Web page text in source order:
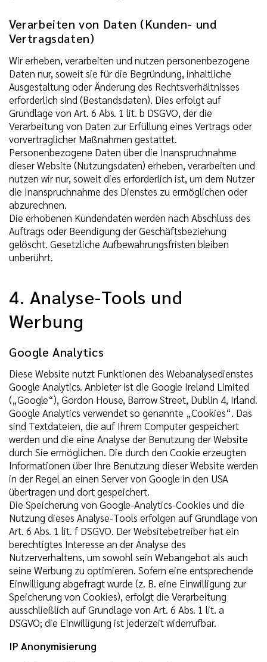
Verarbeiten von Daten (Kunden- und
Vertragsdaten)
Wir erheben, verarbeiten und nutzen personenbezogene
Daten nur, soweit sie für die Begründung, inhaltliche
Ausgestaltung oder Änderung des Rechtsverhältnisses
erforderlich sind (Bestandsdaten). Dies erfolgt auf
Grundlage von Art. 6 Abs. 1 lit. b DSGVO, der die
Verarbeitung von Daten zur Erfüllung eines Vertrags oder
vorvertraglicher Maßnahmen gestattet.
Personenbezogene Daten über die Inanspruchnahme
dieser Website (Nutzungsdaten) erheben, verarbeiten und
nutzen wir nur, soweit dies erforderlich ist, um dem Nutzer
die Inanspruchnahme des Dienstes zu ermöglichen oder
abzurechnen.
Die erhobenen Kundendaten werden nach Abschluss des
Auftrags oder Beendigung der Geschäftsbeziehung
gelöscht. Gesetzliche Aufbewahrungsfristen bleiben
unberührt.
4. Analyse-Tools und
Werbung
Google Analytics
Diese Website nutzt Funktionen des Webanalysedienstes
Google Analytics. Anbieter ist die Google Ireland Limited
(„Google“), Gordon House, Barrow Street, Dublin 4, Irland.
Google Analytics verwendet so genannte „Cookies“. Das
sind Textdateien, die auf Ihrem Computer gespeichert
werden und die eine Analyse der Benutzung der Website
durch Sie ermöglichen. Die durch den Cookie erzeugten
Informationen über Ihre Benutzung dieser Website werden
in der Regel an einen Server von Google in den USA
übertragen und dort gespeichert.
Die Speicherung von Google-Analytics-Cookies und die
Nutzung dieses Analyse-Tools erfolgen auf Grundlage von
Art. 6 Abs. 1 lit. f DSGVO. Der Websitebetreiber hat ein
berechtigtes Interesse an der Analyse des
Nutzerverhaltens, um sowohl sein Webangebot als auch
seine Werbung zu optimieren. Sofern eine entsprechende
Einwilligung abgefragt wurde (z. B. eine Einwilligung zur
Speicherung von Cookies), erfolgt die Verarbeitung
ausschließlich auf Grundlage von Art. 6 Abs. 1 lit. a
DSGVO; die Einwilligung ist jederzeit widerrufbar.
IP Anonymisierung